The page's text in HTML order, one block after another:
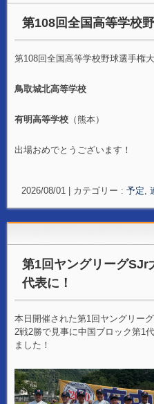
第108回全国高等学校
第108回全国高等学校野球選手
鳥取城北高等学校
有明高等学校 （熊本）
出場おめでとうございます！
2026/08/01 カテゴリー : 予定,
第1回ヤングリーグ
代表に！
本日開催された第1回ヤングリー
2戦2勝で見事に中国ブロック第1
ました！